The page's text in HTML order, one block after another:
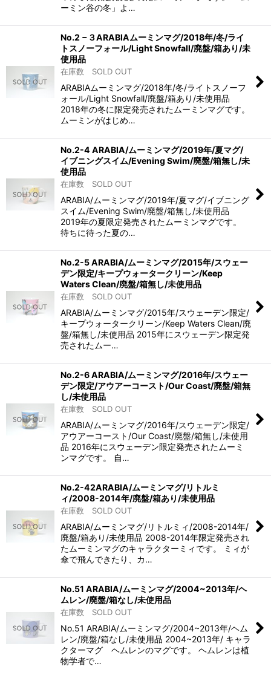
ーミン谷の冬」よ…
No.2 −３ARABIAムーミンマグ/2018年/冬/ライ
トスノーフォール/Light Snowfall/廃盤/箱あり/未
使用品
在庫数 SOLD OUT
ARABIAムーミンマグ/2018年/冬/ライトスノーフ
ォール/Light Snowfall/廃盤/箱あり/未使用品
2018年の冬に限定発売されたムーミンマグです。
ムーミンがはじめ…
No.2-4 ARABIA/ムーミンマグ/2019年/夏マグ/
イブニングスイム/Evening Swim/廃盤/箱無し/未
使用品
在庫数 SOLD OUT
ARABIA/ムーミンマグ/2019年/夏マグ/イブニング
スイム/Evening Swim/廃盤/箱無し/未使用品
2019年の夏限定発売されたムーミンマグです。
待ちに待った夏の…
No.2-5 ARABIA/ムーミンマグ/2015年/スウェー
デン限定/キープウォータークリーン/Keep
Waters Clean/廃盤/箱無し/未使用品
在庫数 SOLD OUT
ARABIA/ムーミンマグ/2015年/スウェーデン限定/
キープウォータークリーン/Keep Waters Clean/廃
盤/箱無し/未使用品 2015年にスウェーデン限定発
売されたムー…
No.2-6 ARABIA/ムーミンマグ/2016年/スウェー
デン限定/アウアーコースト/Our Coast/廃盤/箱無
し/未使用品
在庫数 SOLD OUT
ARABIA/ムーミンマグ/2016年/スウェーデン限定/
アウアーコースト/Our Coast/廃盤/箱無し/未使用
品 2016年にスウェーデン限定発売されたムーミ
ンマグです。 自…
No.2-42ARABIA/ムーミンマグ/リトルミ
ィ/2008-2014年/廃盤/箱あり/未使用品
在庫数 SOLD OUT
ARABIA/ムーミンマグ/リトルミィ/2008-2014年/
廃盤/箱あり/未使用品 2008-2014年限定発売され
たムーミンマグのキャラクターミィです。 ミィが
傘で飛んできたり、カ…
No.51 ARABIA/ムーミンマグ/2004~2013年/ヘ
ムレン/廃盤/箱なし/未使用品
在庫数 SOLD OUT
No.51 ARABIA/ムーミンマグ/2004~2013年/ヘム
レン/廃盤/箱なし/未使用品 2004~2013年/ キャラ
クターマグ ヘムレンのマグです。 ヘムレンは植
物学者で…